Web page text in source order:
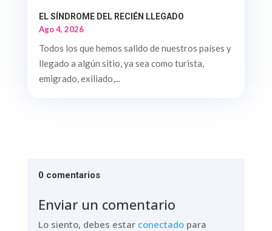
EL SÍNDROME DEL RECIÉN LLEGADO
Ago 4, 2026
Todos los que hemos salido de nuestros países y
llegado a algún sitio, ya sea como turista,
emigrado, exiliado,...
0 comentarios
Enviar un comentario
Lo siento, debes estar conectadopara